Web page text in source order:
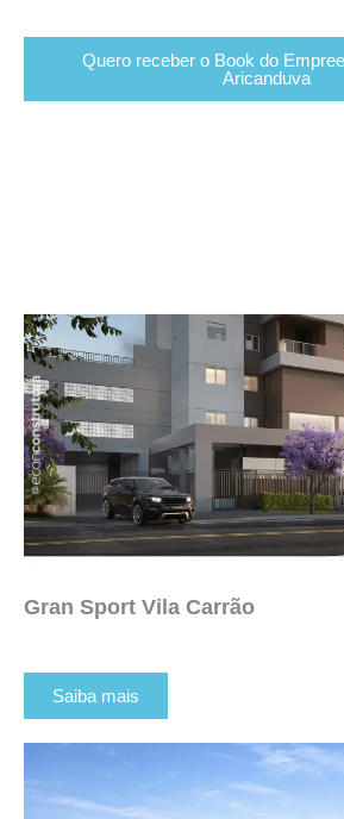
Quero receber o Book do
Aricanduva
Gran Sport Vila Carrão
Saiba mais